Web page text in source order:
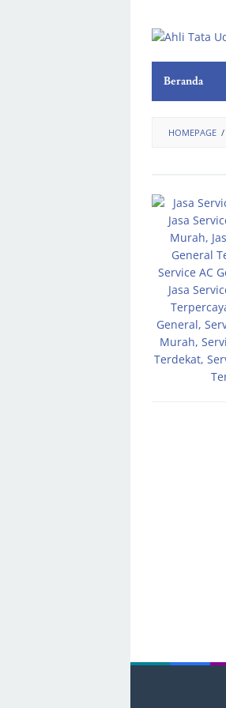
Beranda
HOMEPAGE /